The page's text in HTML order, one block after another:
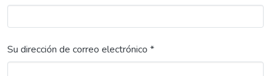
Su dirección de correo electrónico *